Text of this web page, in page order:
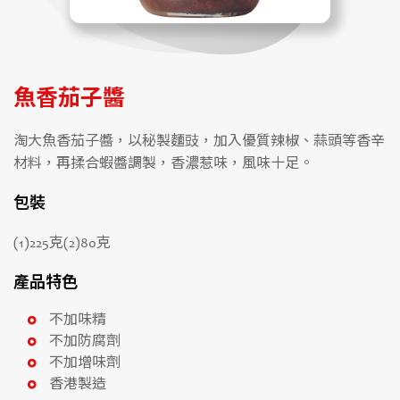
魚香茄子醬
淘大魚香茄子醬，以秘製麵豉，加入優質辣椒、蒜頭等香辛
材料，再揉合蝦醬調製，香濃惹味，風味十足。
包裝
(1)225克(2)80克
產品特色
不加味精
不加防腐劑
不加增味劑
香港製造